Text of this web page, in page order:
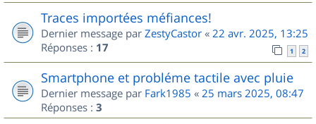
Traces importées méfiances!
Dernier message par ZestyCastor « 22 avr. 2025, 13:25
Réponses : 17 1 2
Smartphone et probléme tactile avec pluie
Dernier message par Fark1985 « 25 mars 2025, 08:47
Réponses : 3